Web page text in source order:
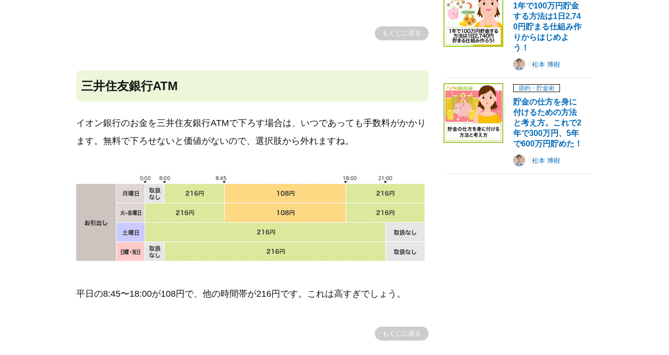
もくじに戻る
三井住友銀行ATM
イオン銀行のお金を三井住友銀行ATMで下ろす場合は、いつであっても手数料がかかり
ます。無料で下ろせないと価値がないので、選択肢から外れますね。
平日の8:45〜18:00が108円で、他の時間帯が216円です。これは高すぎでしょう。
もくじに戻る
1年で100万円貯金
する方法は1日2,74
0円貯まる仕組み作
りからはじめよ
う！
松本 博樹
節約・貯金術
貯金の仕方を身に
付けるための方法
と考え方。これで2
年で300万円、5年
で600万円貯めた！
松本 博樹